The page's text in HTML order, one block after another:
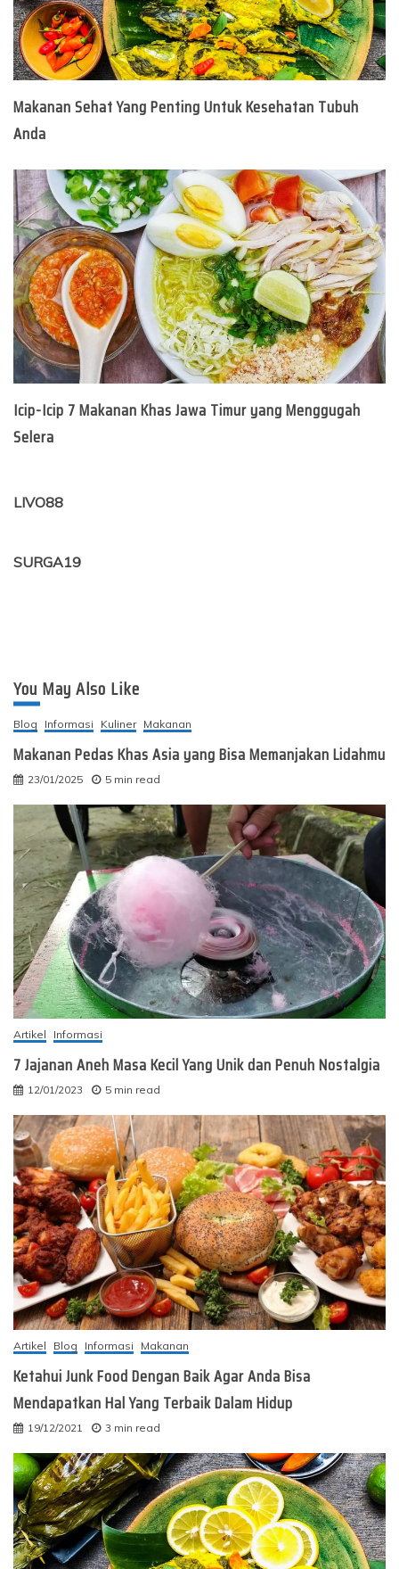
Makanan Sehat Yang Penting Untuk Kesehatan Tubuh
Anda
Icip-Icip 7 Makanan Khas Jawa Timur yang Menggugah
Selera
LIVO88
SURGA19
You May Also Like
Blog Informasi Kuliner Makanan
Makanan Pedas Khas Asia yang Bisa Memanjakan Lidahmu
23/01/2025 5 min read
Artikel Informasi
7 Jajanan Aneh Masa Kecil Yang Unik dan Penuh Nostalgia
12/01/2023 5 min read
Artikel Blog Informasi Makanan
Ketahui Junk Food Dengan Baik Agar Anda Bisa
Mendapatkan Hal Yang Terbaik Dalam Hidup
19/12/2021 3 min read